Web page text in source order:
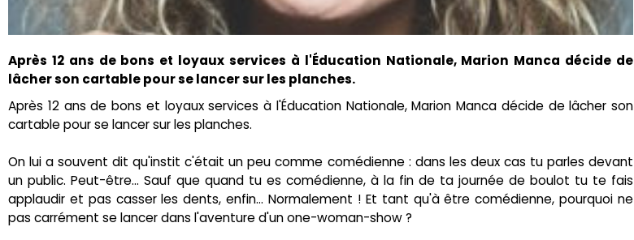
Après 12 ans de bons et loyaux services à l'Éducation Nationale, Marion Manca décide de
lâcher son cartable pour se lancer sur les planches.
Après 12 ans de bons et loyaux services à l'Éducation Nationale, Marion Manca décide de lâcher son
cartable pour se lancer sur les planches.
On lui a souvent dit qu'instit c'était un peu comme comédienne : dans les deux cas tu parles devant
un public. Peut-être... Sauf que quand tu es comédienne, à la fin de ta journée de boulot tu te fais
applaudir et pas casser les dents, enfin... Normalement ! Et tant qu'à être comédienne, pourquoi ne
pas carrément se lancer dans l'aventure d'un one-woman-show ?